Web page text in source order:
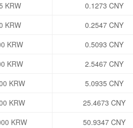
KRW
0.1273 CNY
KRW
0.2547 CNY
KRW
0.5093 CNY
KRW
2.5467 CNY
KRW
5.0935 CNY
KRW
25.4673 CNY
KRW
50.9347 CNY